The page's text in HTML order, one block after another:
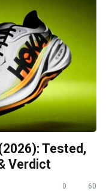
Tested,
Verdict
0 60